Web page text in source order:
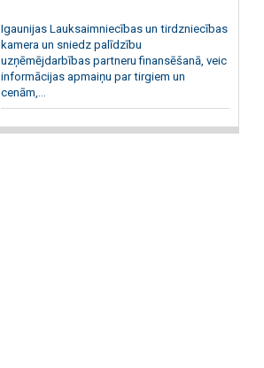
Igaunijas Lauksaimniecības un tirdzniecības
kamera un sniedz palīdzību
uzņēmējdarbības partneru finansēšanā, veic
informācijas apmaiņu par tirgiem un
cenām,...